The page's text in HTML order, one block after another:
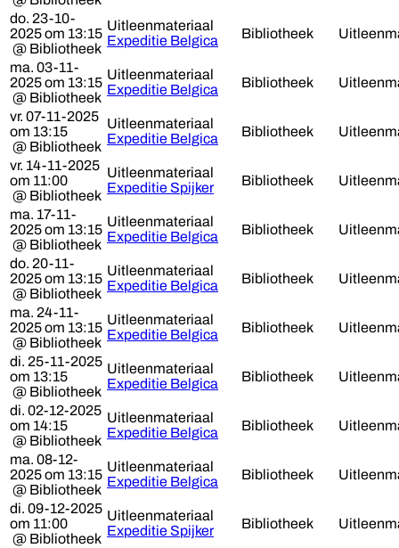
do. 23-10-
2025 om 13:15
@ Bibliotheek
Uitleenmateriaal
Expeditie Belgica
Bibliotheek
ma. 03-11-
2025 om 13:15
@ Bibliotheek
Uitleenmateriaal
Expeditie Belgica
Bibliotheek
vr. 07-11-2025
om 13:15
@ Bibliotheek
Uitleenmateriaal
Expeditie Belgica
Bibliotheek
vr. 14-11-2025
om 11:00
@ Bibliotheek
Uitleenmateriaal
Expeditie Spijker
Bibliotheek
ma. 17-11-
2025 om 13:15
@ Bibliotheek
Uitleenmateriaal
Expeditie Belgica
Bibliotheek
do. 20-11-
2025 om 13:15
@ Bibliotheek
Uitleenmateriaal
Expeditie Belgica
Bibliotheek
ma. 24-11-
2025 om 13:15
@ Bibliotheek
Uitleenmateriaal
Expeditie Belgica
Bibliotheek
di. 25-11-2025
om 13:15
@ Bibliotheek
Uitleenmateriaal
Expeditie Belgica
Bibliotheek
di. 02-12-2025
om 14:15
@ Bibliotheek
Uitleenmateriaal
Expeditie Belgica
Bibliotheek
ma. 08-12-
2025 om 13:15
@ Bibliotheek
Uitleenmateriaal
Expeditie Belgica
Bibliotheek
di. 09-12-2025
om 11:00
@ Bibliotheek
Uitleenmateriaal
Expeditie Spijker
Bibliotheek